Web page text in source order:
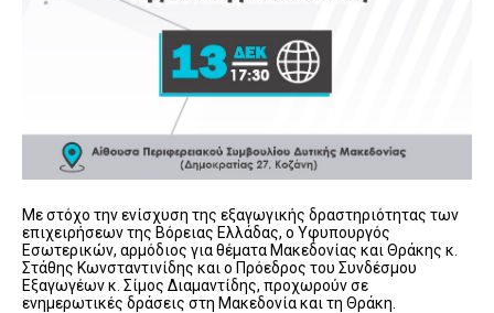
Με στόχο την ενίσχυση της εξαγωγικής δραστηριότητας των
επιχειρήσεων της Βόρειας Ελλάδας, ο Υφυπουργός
Εσωτερικών, αρμόδιος για θέματα Μακεδονίας και Θράκης κ.
Στάθης Κωνσταντινίδης και ο Πρόεδρος του Συνδέσμου
Εξαγωγέων κ. Σίμος Διαμαντίδης, προχωρούν σε
ενημερωτικές δράσεις στη Μακεδονία και τη Θράκη.